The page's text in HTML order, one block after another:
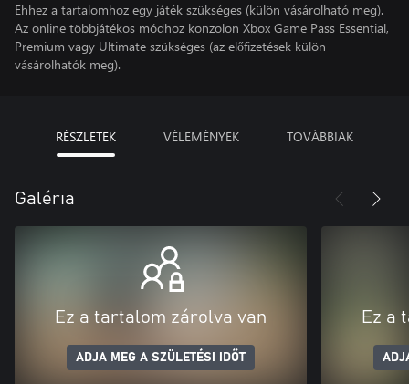
Ehhez a tartalomhoz egy játék szükséges (külön vásárolható meg).
Az online többjátékos módhoz konzolon Xbox Game Pass Essential,
Premium vagy Ultimate szükséges (az előfizetések külön
vásárolhatók meg).
RÉSZLETEK VÉLEMÉNYEK TOVÁBBIAK
Galéria
Ez a tartalom zárolva van
ADJA MEG A SZÜLETÉSI IDŐT
Ez a